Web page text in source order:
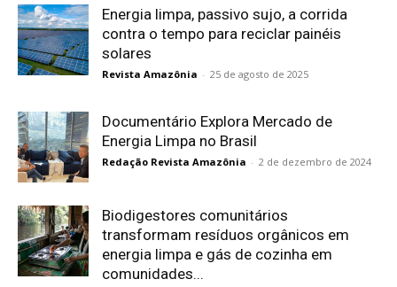
Energia limpa, passivo sujo, a corrida
contra o tempo para reciclar painéis
solares
Revista Amazônia - 25 de agosto de 2025
Documentário Explora Mercado de
Energia Limpa no Brasil
Redação Revista Amazônia - 2 de dezembro de 2024
Biodigestores comunitários
transformam resíduos orgânicos em
energia limpa e gás de cozinha em
comunidades...